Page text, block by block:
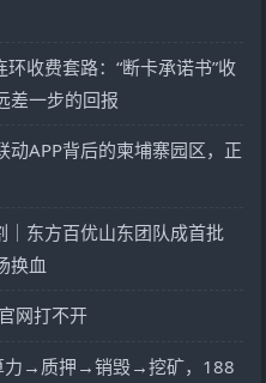
环收费套路：“断卡承诺书”收
差一步的回报
APP背后的柬埔寨园区，正
｜东方百优山东团队成首批
换血
网打不开
力→质押→销毁→挖矿，188